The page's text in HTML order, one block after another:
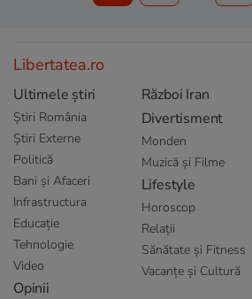
Libertatea.ro
Ultimele știri
Știri România
Știri Externe
Politică
Bani și Afaceri
Infrastructura
Educație
Tehnologie
Video
Opinii
Război Iran
Divertisment
Monden
Muzică și Filme
Lifestyle
Horoscop
Relații
Sănătate și Fitness
Vacanțe și Cultură